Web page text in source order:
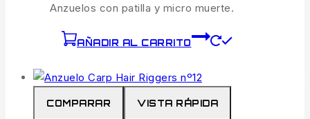
Anzuelos con patilla y micro muerte.
AÑADIR AL CARRITO
COMPARAR VISTA RÁPIDA